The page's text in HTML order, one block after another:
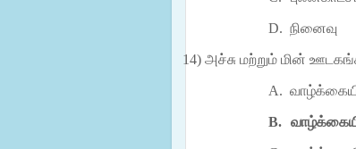
D. நினைவு
14) அச்சு மற்றும் மின்
A.
B.